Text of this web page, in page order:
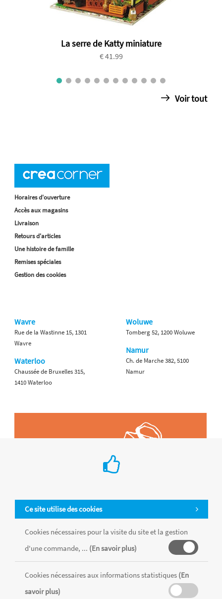
La serre de Katty miniature
€ 41.99
Voir tout
Ce site utilise des cookies
Cookies nécessaires pour la visite du site et la gestion
d'une commande, ... (En savoir plus)
Cookies nécessaires aux informations statistiques (En
savoir plus)
Horaires d'ouverture
Accès aux magasins
Livraison
Retours d'articles
Une histoire de famille
Remises spéciales
Gestion des cookies
Wavre
Rue de la Wastinne 15, 1301
Wavre
Waterloo
Chaussée de Bruxelles 315,
1410 Waterloo
Woluwe
Tomberg 52, 1200 Woluwe
Namur
Ch. de Marche 382, 5100
Namur
Tous les produits sont vendus dans la limite des stocks disponibles de
chaque magasin, toutes taxes comprises.